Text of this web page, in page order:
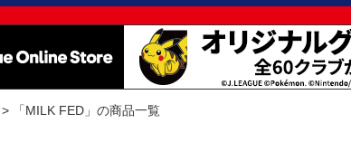
「MILK FED」の商品一覧